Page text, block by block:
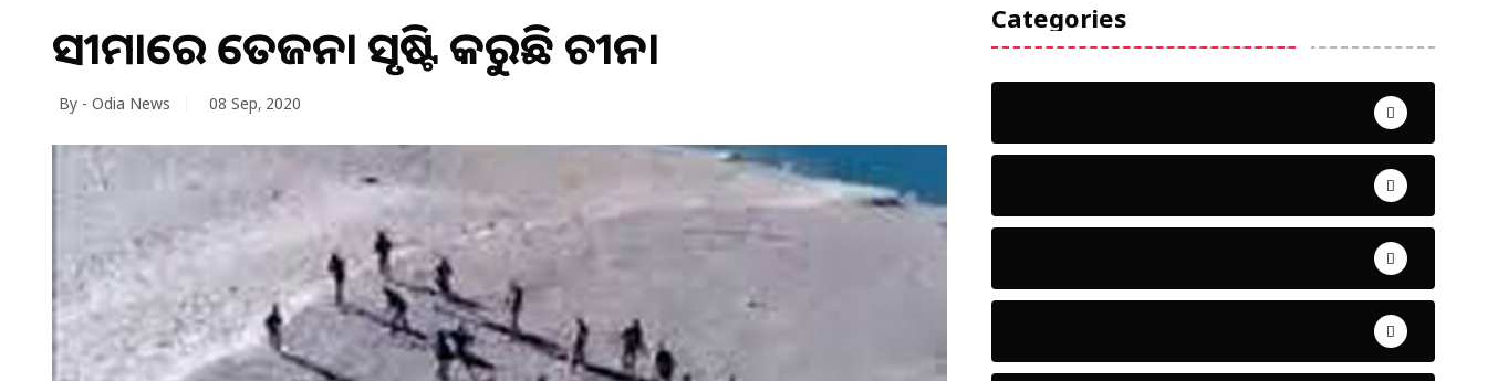
ସୀମାରେ ଉତେଜନା ସୃଷ୍ଟି କରୁଛି ଚୀନ।
By - Odia News 08 Sep, 2020
Categories